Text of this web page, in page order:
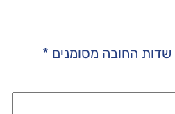
שדות החובה מסומנים *